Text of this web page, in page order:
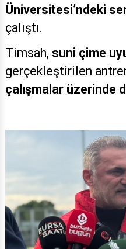
Üniversitesi’ndeki
çalıştı.
Timsah, suni çime
gerçekleştirilen
çalışmalar üzerinde